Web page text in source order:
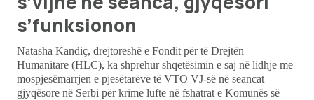
Lajme
Sport
Pikëpamje
s’funksionon
Natasha Kandiç, drejtoreshë e Fondit për të Drejtën
Humanitare (HLC), ka shprehur shqetësimin e saj në lidhje me
mospjesëmarrjen e pjesëtarëve të VTO VJ-së në seancat
gjyqësore në Serbi për krime lufte në fshatrat e Komunës së